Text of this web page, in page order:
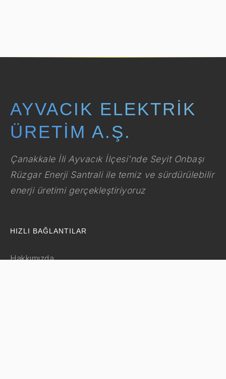
AYVACIK ELEKTRIK
ÜRETIM A.Ş.
Çanakkale İli Ayvacık İlçesi'nde Seyit Onbaşı
Rüzgar Enerji Santrali ile temiz ve sürdürülebilir
enerji üretimi gerçekleştiriyoruz
HIZLI BAĞLANTILAR
Hakkımızda